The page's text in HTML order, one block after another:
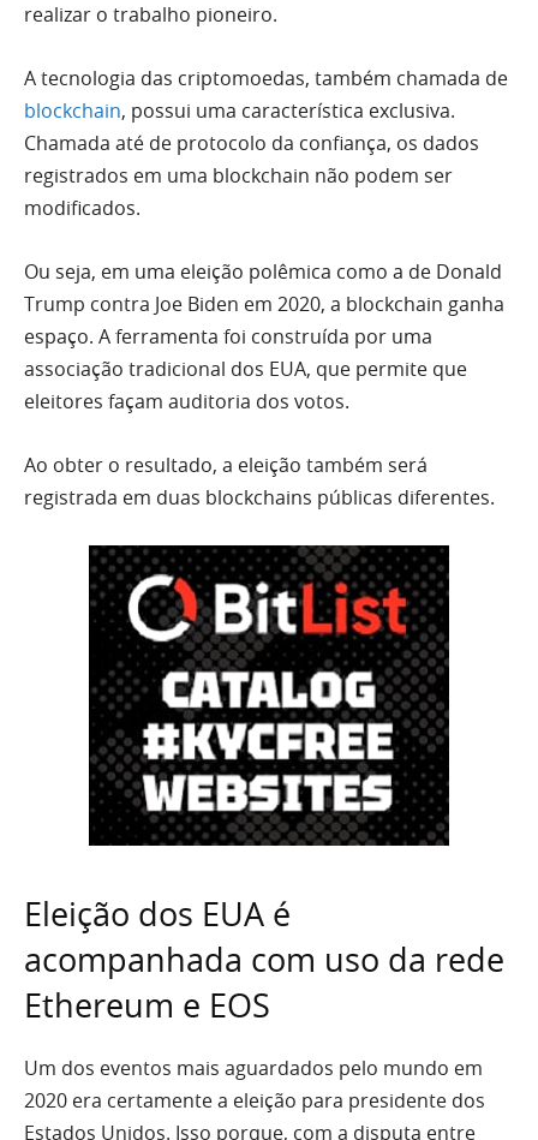
realizar o trabalho pioneiro.
A tecnologia das criptomoedas, também chamada de
blockchain, possui uma característica exclusiva.
Chamada até de protocolo da confiança, os dados
registrados em uma blockchain não podem ser
modificados.
Ou seja, em uma eleição polêmica como a de Donald
Trump contra Joe Biden em 2020, a blockchain ganha
espaço. A ferramenta foi construída por uma
associação tradicional dos EUA, que permite que
eleitores façam auditoria dos votos.
Ao obter o resultado, a eleição também será
registrada em duas blockchains públicas diferentes.
Eleição dos EUA é
acompanhada com uso da rede
Ethereum e EOS
Um dos eventos mais aguardados pelo mundo em
2020 era certamente a eleição para presidente dos
Estados Unidos. Isso porque, com a disputa entre